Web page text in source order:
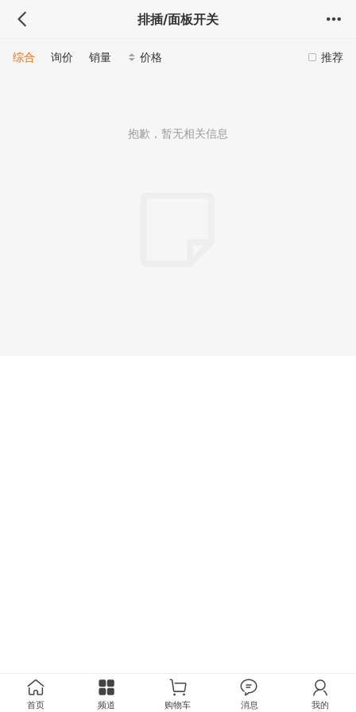
排插/面板开关
推荐
综合 询价 销量 价格
抱歉，暂无相关信息
首页 频道 购物车 消息 我的